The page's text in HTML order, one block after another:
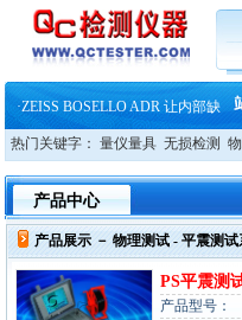
大牌云集 买家升级 ——26
蔡司软件 | 高效变形分析能
铸就AI服务器质量动脉 – 高
·铸就AI服务器质量动脉 – 高
·ZEISS BOSELLO ADR 让内部缺
·蔡司和亿纬锂能达成战略合作
·大牌云集 买家升级 ——26
热门关键字： 量仪量具 无损检测
产品中心
产品展示 －物理测试- 平震测试
PS平震测
产品型号：